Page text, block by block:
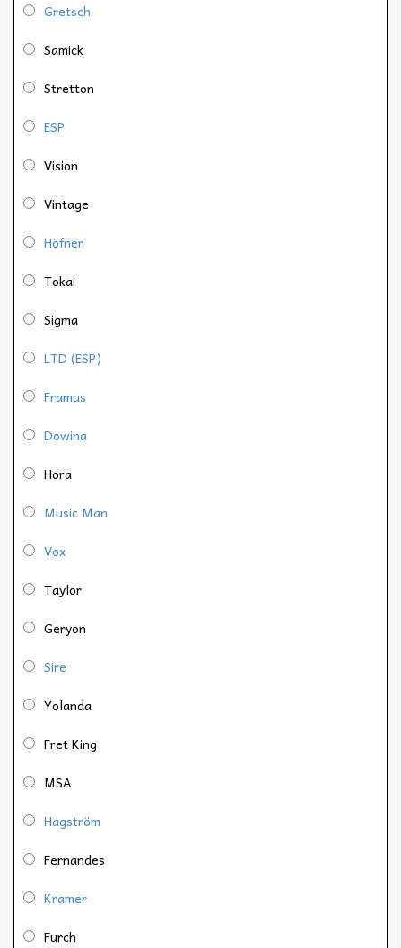
Gretsch
Samick
Stretton
ESP
Vision
Vintage
Höfner
Tokai
Sigma
LTD (ESP)
Framus
Dowina
Hora
Music Man
Vox
Taylor
Geryon
Sire
Yolanda
Fret King
MSA
Hagström
Fernandes
Kramer
Furch